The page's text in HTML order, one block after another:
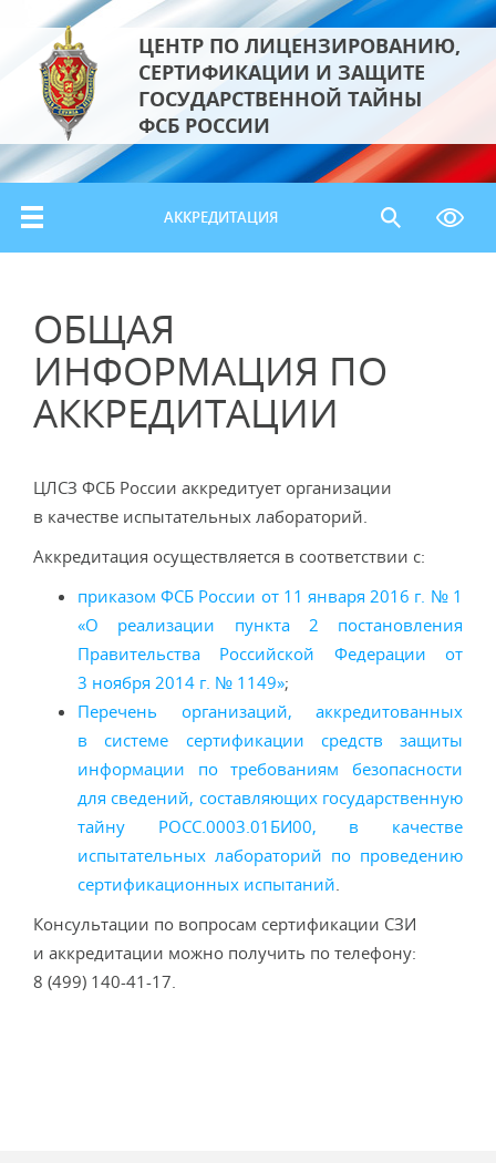
ЦЕНТР ПО ЛИЦЕНЗИРОВАНИЮ,
СЕРТИФИКАЦИИ И ЗАЩИТЕ
ГОСУДАРСТВЕННОЙ ТАЙНЫ
ФСБ РОССИИ
АККРЕДИТАЦИЯ
ОБЩАЯ
ИНФОРМАЦИЯ ПО
АККРЕДИТАЦИИ
ЦЛСЗ ФСБ России аккредитует организации
в качестве испытательных лабораторий.
Аккредитация осуществляется в соответствии с:
приказом ФСБ России от 11 января 2016 г. № 1
«О реализации пункта 2 постановления
Правительства Российской Федерации от
3 ноября 2014 г. № 1149»;
Перечень организаций, аккредитованных
в системе сертификации средств защиты
информации по требованиям безопасности
для сведений, составляющих государственную
тайну РОСС.0003.01БИ00, в качестве
испытательных лабораторий по проведению
сертификационных испытаний.
Консультации по вопросам сертификации СЗИ
и аккредитации можно получить по телефону:
8 (499) 140-41-17.